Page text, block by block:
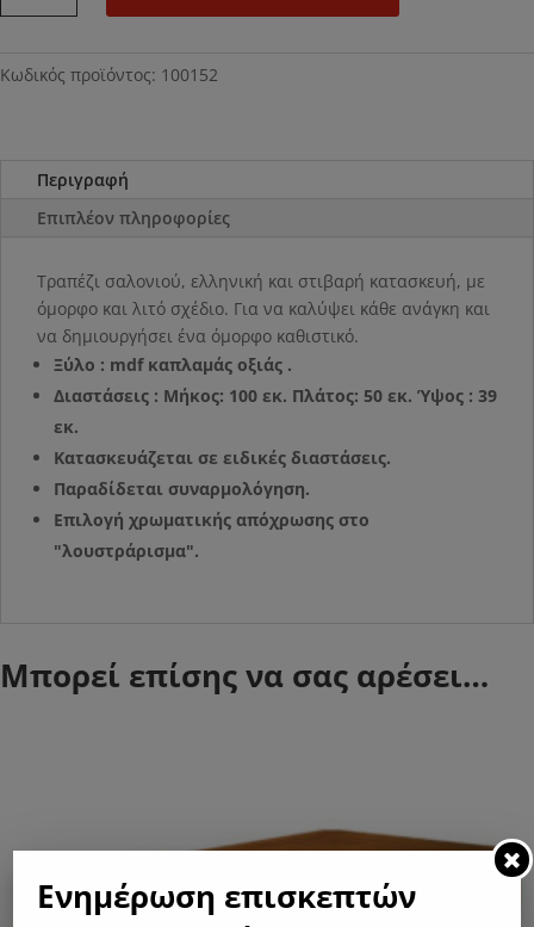
σαλονιού
Κωδικός προϊόντος: 100152
Περιγραφή
Επιπλέον πληροφορίες
Τραπέζι σαλονιού, ελληνική και στιβαρή κατασκευή, με
όμορφο και λιτό σχέδιο. Για να καλύψει κάθε ανάγκη και
να δημιουργήσει ένα όμορφο καθιστικό.
Ξύλο : mdf καπλαμάς οξιάς .
Διαστάσεις : Μήκος: 100 εκ. Πλάτος: 50 εκ. Ύψος : 39
εκ.
Κατασκευάζεται σε ειδικές διαστάσεις.
Παραδίδεται συναρμολόγηση.
Επιλογή χρωματικής απόχρωσης στο
"λουστράρισμα".
Μπορεί επίσης να σας αρέσει…
Ενημέρωση επισκεπτών